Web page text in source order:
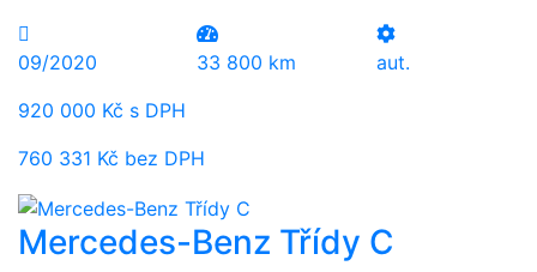
09/2020 33 800 km
aut.
920 000 Kč s DPH
760 331 Kč bez DPH
Mercedes-Benz Třídy C